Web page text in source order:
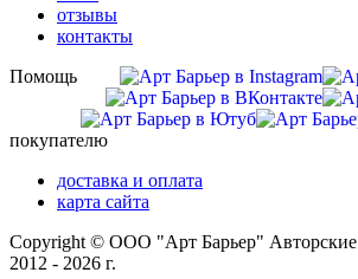
отзывы
контакты
Помощь
покупателю
доставка и оплата
карта сайта
Copyright © ООО "Арт Барьер"
2012 - 2026 г.